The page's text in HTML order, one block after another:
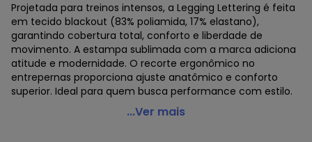
Projetada para treinos intensos, a Legging Lettering é feita
em tecido blackout (83% poliamida, 17% elastano),
garantindo cobertura total, conforto e liberdade de
movimento. A estampa sublimada com a marca adiciona
atitude e modernidade. O recorte ergonômico no
entrepernas proporciona ajuste anatômico e conforto
superior. Ideal para quem busca performance com estilo.
Everfit - Legging Lettering Cinza
...Ver mais